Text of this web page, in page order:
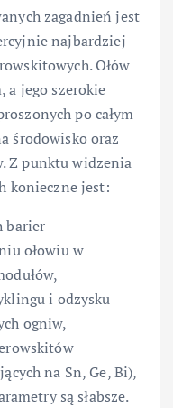
zagadnień jest
najbardziej
Ołów
a jego szerokie
po całym
środowisko oraz
Z punktu widzenia
konieczne jest:
barier
ołowiu w
i odzysku
ogniw,
na Sn, Ge, Bi),
są słabsze.